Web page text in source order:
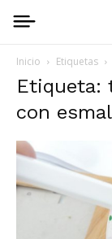
Inicio Etiquetas
Etiqueta:
con